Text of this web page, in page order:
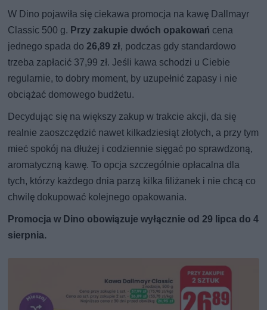
W Dino pojawiła się ciekawa promocja na kawę Dallmayr
Classic 500 g. Przy zakupie dwóch opakowań cena
jednego spada do26,89 zł, podczas gdy standardowo
trzeba zapłacić 37,99 zł. Jeśli kawa schodzi u Ciebie
regularnie, to dobry moment, by uzupełnić zapasy i nie
obciążać domowego budżetu.
Decydując się na większy zakup w trakcie akcji, da się
realnie zaoszczędzić nawet kilkadziesiąt złotych, a przy tym
mieć spokój na dłużej i codziennie sięgać po sprawdzoną,
aromatyczną kawę. To opcja szczególnie opłacalna dla
tych, którzy każdego dnia parzą kilka filiżanek i nie chcą co
chwilę dokupować kolejnego opakowania.
Promocja w Dino obowiązuje wyłącznie od 29 lipca do 4
sierpnia.